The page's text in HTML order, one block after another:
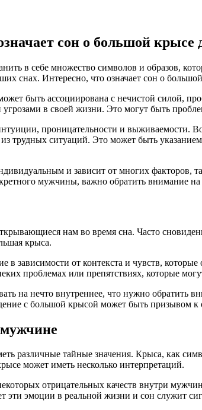
сон о большой
в себе множество символов и образов,
снах. Интересно, что означает сон о
быть ассоциирована с нечистой силой,
угрозами в своей жизни. Это могут быть
проницательности и выживаемости.
трудных ситуаций. Это может быть
и зависит от многих факторов,
мужчины, важно обратить внимание
нам во время сна. Часто
крыса.
в зависимости от контекста и чувств,
проблемах или препятствиях, которые
на нечто внутреннее, что нужно
с большой крысой может быть призывом
различные тайные значения. Крыса, как
может иметь несколько интерпретаций.
отрицательных качеств внутри
эмоции в реальной жизни и сон служит